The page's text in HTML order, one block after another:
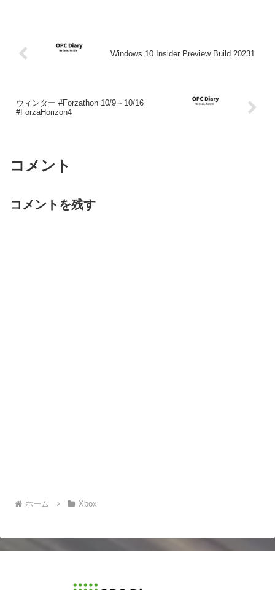
Windows 10 Insider Preview Build 20231
ウィンター #Forzathon 10/9～10/16
#ForzaHorizon4
コメント
コメントを残す
ホーム Xbox